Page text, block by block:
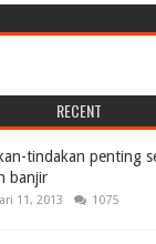
RECENT
tindakan penting
banjir
11, 2013 1075